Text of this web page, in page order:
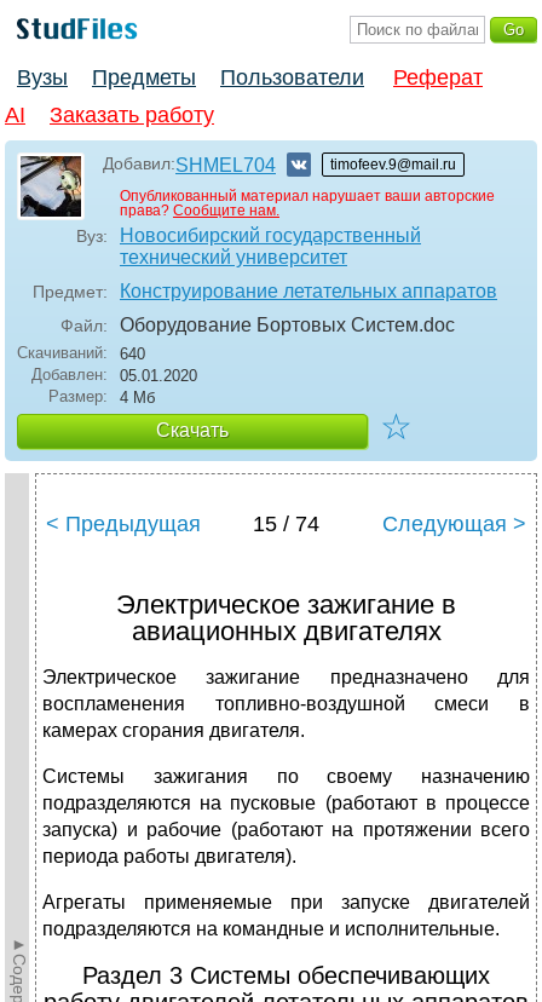
Вузы Предметы Пользователи
Реферат
AI
Заказать работу
Добавил:SHMEL704
timofeev.9@mail.ru
Опубликованный материал нарушает ваши авторские
права? Сообщите нам.
Вуз:
Новосибирский государственный
технический университет
Предмет: Конструирование летательных аппаратов
Файл: Оборудование Бортовых Систем.doc
Скачиваний:
640
Добавлен:
05.01.2020
Размер:
4 Мб
Скачать ☆
< Предыдущая 15 / 74 Следующая >
Электрическое зажигание в
авиационных двигателях
Электрическое зажигание предназначено для
воспламенения топливно-воздушной смеси в
камерах сгорания двигателя.
Системы зажигания по своему назначению
подразделяются на пусковые (работают в процессе
запуска) и рабочие (работают на протяжении всего
пе­риода работы двигателя).
Агрегаты применяемые при запуске двигателей
подразделяются на командные и исполнительные.
Раздел 3 Системы обеспечивающих